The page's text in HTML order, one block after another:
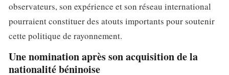
observateurs, son expérience et son réseau international
pourraient constituer des atouts importants pour soutenir
cette politique de rayonnement.
Une nomination après son acquisition de la
nationalité béninoise